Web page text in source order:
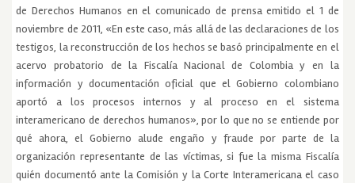
de Derechos Humanos en el comunicado de prensa emitido el 1 de
noviembre de 2011, «En este caso, más allá de las declaraciones de los
testigos, la reconstrucción de los hechos se basó principalmente en el
acervo probatorio de la Fiscalía Nacional de Colombia y en la
información y documentación oficial que el Gobierno colombiano
aportó a los procesos internos y al proceso en el sistema
interamericano de derechos humanos», por lo que no se entiende por
qué ahora, el Gobierno alude engaño y fraude por parte de la
organización representante de las víctimas, si fue la misma Fiscalía
quién documentó ante la Comisión y la Corte Interamericana el caso